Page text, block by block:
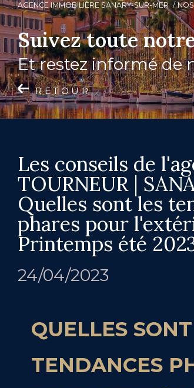
AGENCE IMMOBILIÈRE SANARY-SUR-MER
Suivez toute
et restez informé
RETOUR
Les conseils de
TOURNEUR |
Quelles sont les
phares pour
Printemps été
24/04/2023
QUELLES
TENDANCES